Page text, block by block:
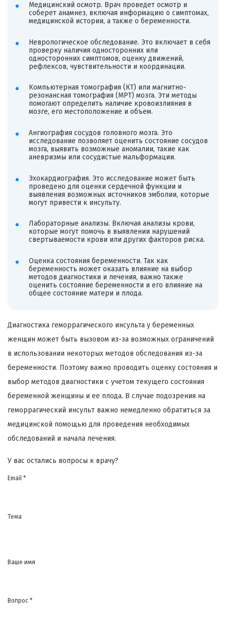
Медицинский осмотр. Врач проведет осмотр и
соберет анамнез, включая информацию о симптомах,
медицинской истории, а также о беременности.
Неврологическое обследование. Это включает в себя
проверку наличия односторонних или
односторонних симптомов, оценку движений,
рефлексов, чувствительности и координации.
Компьютерная томография (КТ) или магнитно-
резонансная томография (МРТ) мозга. Эти методы
помогают определить наличие кровоизлияния в
мозге, его местоположение и объем.
Ангиография сосудов головного мозга. Это
исследование позволяет оценить состояние сосудов
мозга, выявить возможные аномалии, такие как
аневризмы или сосудистые мальформации.
Эхокардиография. Это исследование может быть
проведено для оценки сердечной функции и
выявления возможных источников эмболии, которые
могут привести к инсульту.
Лабораторные анализы. Включая анализы крови,
которые могут помочь в выявлении нарушений
свертываемости крови или других факторов риска.
Оценка состояния беременности. Так как
беременность может оказать влияние на выбор
методов диагностики и лечения, важно также
оценить состояние беременности и его влияние на
общее состояние матери и плода.
Диагностика геморрагического инсульта у беременных
женщин может быть вызовом из-за возможных ограничений
в использовании некоторых методов обследования из-за
беременности. Поэтому важно проводить оценку состояния и
выбор методов диагностики с учетом текущего состояния
беременной женщины и ее плода. В случае подозрения на
геморрагический инсульт важно немедленно обратиться за
медицинской помощью для проведения необходимых
обследований и начала лечения.
У вас остались вопросы к врачу?
Email *
Тема
Ваше имя
Вопрос *